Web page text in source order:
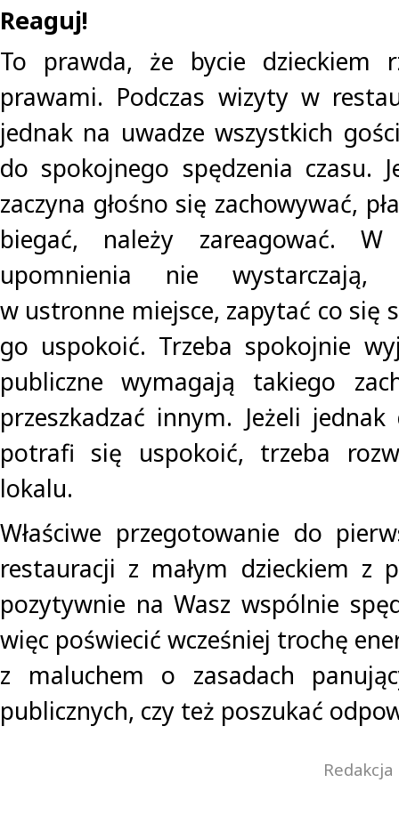
Reaguj!
To prawda, że bycie dzieckiem
prawami. Podczas wizyty w
jednak na uwadze wszystkich
do spokojnego spędzenia czasu.
zaczyna głośno się zachowywać,
biegać, należy zareagować.
upomnienia nie wystarczają,
w ustronne miejsce, zapytać co się
go uspokoić. Trzeba spokojnie
publiczne wymagają takiego
przeszkadzać innym. Jeżeli
potrafi się uspokoić, trzeba
lokalu.
Właściwe przegotowanie do
restauracji z małym dzieckiem z
pozytywnie na Wasz wspólnie
więc poświecić wcześniej trochę
z maluchem o zasadach
publicznych, czy też poszukać